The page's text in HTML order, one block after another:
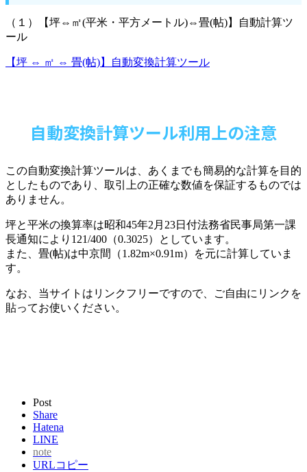
（１）【坪⇔㎡(平米・平方メートル)⇔畳(帖)】自動計算ツ
ール
【坪 ⇔ ㎡ ⇔ 畳(帖)】自動変換計算ツール
自動変換計算ツール利用上の注意
この自動変換計算ツールは、あくまでも簡易的な計算を目的
としたものであり、取引上の正確な数値を保証するものでは
ありません。
坪と平米の換算率は昭和45年2月23日付法務省民事局第一課
長通知により121/400（0.3025）としています。
また、畳(帖)は中京間（1.82m×0.91m）を元に計算していま
す。
なお、当サイトはリンクフリーですので、ご自由にリンクを
貼ってお使いください。
Post
Share
Hatena
LINE
note
URLコピー